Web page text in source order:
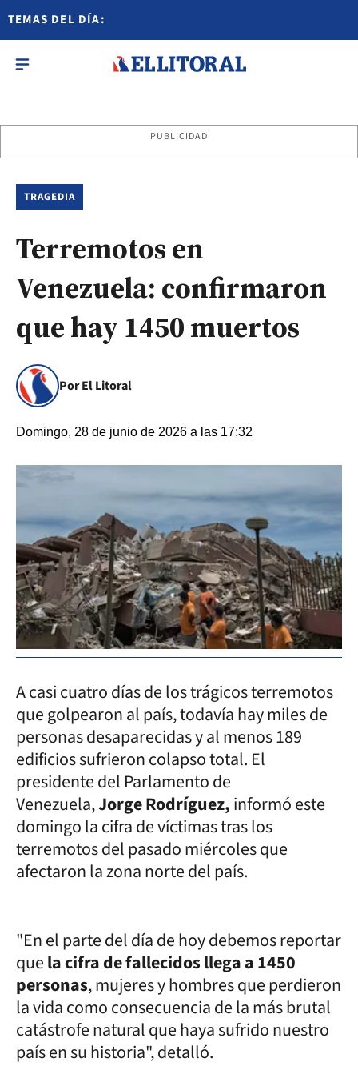
TEMAS DEL DÍA:
PUBLICIDAD
TRAGEDIA
Terremotos en
Venezuela: confirmaron
que hay 1450 muertos
Por El Litoral
Domingo, 28 de junio de 2026 a las 17:32
A casi cuatro días de los trágicos terremotos
que golpearon al país, todavía hay miles de
personas desaparecidas y al menos 189
edificios sufrieron colapso total. El
presidente del Parlamento de
Venezuela,Jorge Rodríguez,informó este
domingo la cifra de víctimas tras los
terremotos del pasado miércoles que
afectaron la zona norte del país.
"En el parte del día de hoy debemos reportar
quela cifra de fallecidos llega a 1450
personas, mujeres y hombres que perdieron
la vida como consecuencia de la más brutal
catástrofe natural que haya sufrido nuestro
país en su historia", detalló.